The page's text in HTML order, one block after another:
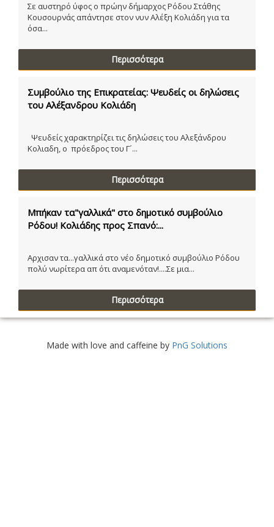
Σε αυστηρό ύφος ο πρώην δήμαρχος Ρόδου Στάθης
Κουσουρνάς απάντησε στον νυν Αλέξη Κολιάδη για τα
όσα...
Περισσότερα
Συμβούλιο της Επικρατείας: Ψευδείς οι δηλώσεις
του Αλέξανδρου Κολιάδη
Ψευδείς χαρακτηρίζει τις δηλώσεις του Αλεξάνδρου
Κολιαδη, ο πρόεδρος του Γ´...
Περισσότερα
Μπήκαν τα"γαλλικά" στο δημοτικό συμβούλιο
Ρόδου! Κολιάδης προς Σπανό:...
Αρχισαν τα...γαλλικά στο νέο δημοτικό συμβούλιο Ρόδου
πολύ νωρίτερα απ ότι αναμενόταν!....Σε μια...
Περισσότερα
Made with love and caffeine by PnG Solutions